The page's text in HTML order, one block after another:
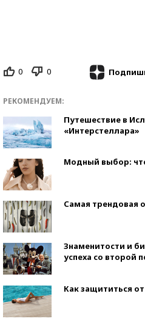
0 0
РЕКОМЕНДУЕМ:
Путешествие в
«Интерстеллара»
Модный выбор:
Самая трендовая
Знаменитости и
успеха со второй
Как защититься